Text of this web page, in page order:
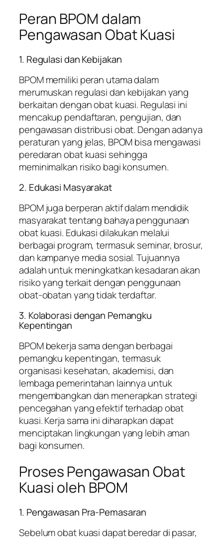
Peran BPOM dalam
Pengawasan Obat Kuasi
1. Regulasi dan Kebijakan
BPOM memiliki peran utama dalam
merumuskan regulasi dan kebijakan yang
berkaitan dengan obat kuasi. Regulasi ini
mencakup pendaftaran, pengujian, dan
pengawasan distribusi obat. Dengan adanya
peraturan yang jelas, BPOM bisa mengawasi
peredaran obat kuasi sehingga
meminimalkan risiko bagi konsumen.
2. Edukasi Masyarakat
BPOM juga berperan aktif dalam mendidik
masyarakat tentang bahaya penggunaan
obat kuasi. Edukasi dilakukan melalui
berbagai program, termasuk seminar, brosur,
dan kampanye media sosial. Tujuannya
adalah untuk meningkatkan kesadaran akan
risiko yang terkait dengan penggunaan
obat-obatan yang tidak terdaftar.
3. Kolaborasi dengan Pemangku
Kepentingan
BPOM bekerja sama dengan berbagai
pemangku kepentingan, termasuk
organisasi kesehatan, akademisi, dan
lembaga pemerintahan lainnya untuk
mengembangkan dan menerapkan strategi
pencegahan yang efektif terhadap obat
kuasi. Kerja sama ini diharapkan dapat
menciptakan lingkungan yang lebih aman
bagi konsumen.
Proses Pengawasan Obat
Kuasi oleh BPOM
1. Pengawasan Pra-Pemasaran
Sebelum obat kuasi dapat beredar di pasar,